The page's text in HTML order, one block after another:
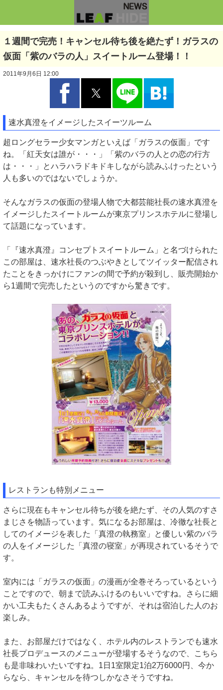
１週間で完売！キャンセル待ち後を絶たず！ガラスの
仮面「紫のバラの人」スイートルーム登場！！
2011年9月6日 12:00
速水真澄をイメージしたスイーツルーム
超ロングセラー少女マンガといえば「ガラスの仮面」です
ね。「紅天女は誰が・・・」「紫のバラの人との恋の行方
は・・・」とハラハラドキドキしながら読みふけったという
人も多いのではないでしょうか。
そんなガラスの仮面の登場人物で大都芸能社長の速水真澄を
イメージしたスイートルームが東京プリンスホテルに登場し
て話題になっています。
「『速水真澄』コンセプトスイートルーム」と名づけられた
この部屋は、速水社長のつぶやきとしてツイッター配信され
たことをきっかけにファンの間で予約が殺到し、販売開始か
ら1週間で完売したというのですから驚きです。
レストランも特別メニュー
さらに現在もキャンセル待ちが後を絶たず、その人気のすさ
まじさを物語っています。気になるお部屋は、冷徹な社長と
してのイメージを表した「真澄の執務室」と優しい紫のバラ
の人をイメージした「真澄の寝室」が再現されているそうで
す。
室内には「ガラスの仮面」の漫画が全巻そろっているという
ことですので、朝まで読みふけるのもいいですね。さらに細
かい工夫もたくさんあるようですが、それは宿泊した人のお
楽しみ。
また、お部屋だけではなく、ホテル内のレストランでも速水
社長プロデュースのメニューが登場するそうなので、こちら
も是非味わいたいですね。1日1室限定1泊2万6000円、今か
らなら、キャンセルを待つしかなさそうですね。